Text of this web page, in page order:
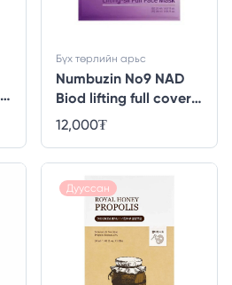
Numbuzin No9 NAD
Biod lifting full cover
facial mask - 1ea
Бүх төрлийн арьс
12,000₮
Дууссан